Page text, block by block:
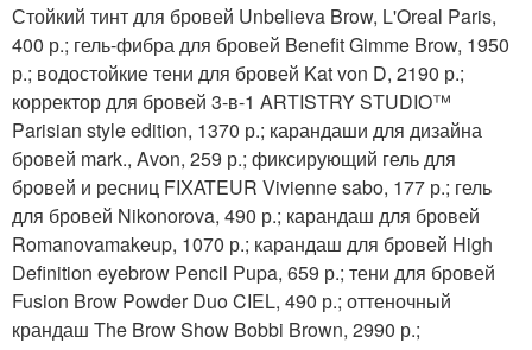
Стойкий тинт для бровей Unbelieva Brow, L'Oreal Paris,
400 р.; гель-фибра для бровей Benefit Gimme Brow, 1950
р.; водостойкие тени для бровей Kat von D, 2190 р.;
корректор для бровей 3-в-1 ARTISTRY STUDIO™
Parisian style edition, 1370 р.; карандаши для дизайна
бровей mark., Avon, 259 р.; фиксирующий гель для
бровей и ресниц FIXATEUR Vivienne sabo, 177 р.; гель
для бровей Nikonorova, 490 р.; карандаш для бровей
Romanovamakeup, 1070 р.; карандаш для бровей High
Definition eyebrow Pencil Pupa, 659 р.; тени для бровей
Fusion Brow Powder Duo CIEL, 490 р.; оттеночный
крандаш The Brow Show Bobbi Brown, 2990 р.;